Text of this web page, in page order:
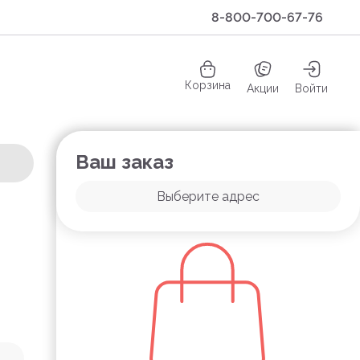
8-800-700-67-76
Корзина Акции Войти
Ваш заказ
Выберите адрес